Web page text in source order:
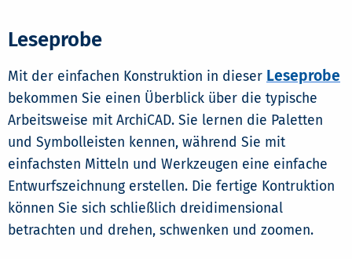
Leseprobe
Mit der einfachen Konstruktion in dieser Leseprobe
bekommen Sie einen Überblick über die typische
Arbeitsweise mit ArchiCAD. Sie lernen die Paletten
und Symbolleisten kennen, während Sie mit
einfachsten Mitteln und Werkzeugen eine einfache
Entwurfszeichnung erstellen. Die fertige Kontruktion
können Sie sich schließlich dreidimensional
betrachten und drehen, schwenken und zoomen.